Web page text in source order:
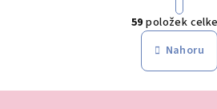
O
v
l
á
r
á
n
k
o
v
59 položek
Nahoru